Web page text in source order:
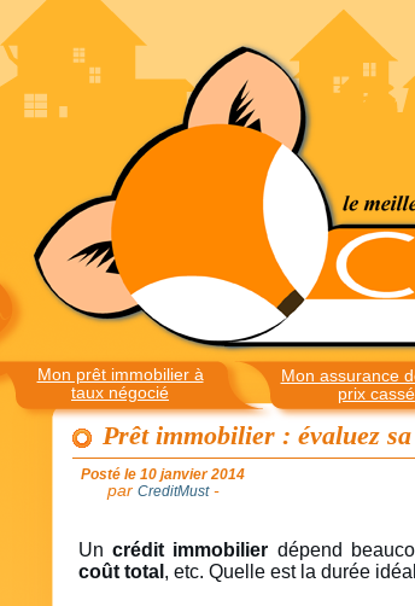
Mon prêt immobilier à
taux négocié
Mon assurance
prix cassé
Prêt immobilier : évaluez
Posté le 10 janvier 2014
par CreditMust-
Uncrédit immobilier dépend
coût total , etc. Quelle est la durée